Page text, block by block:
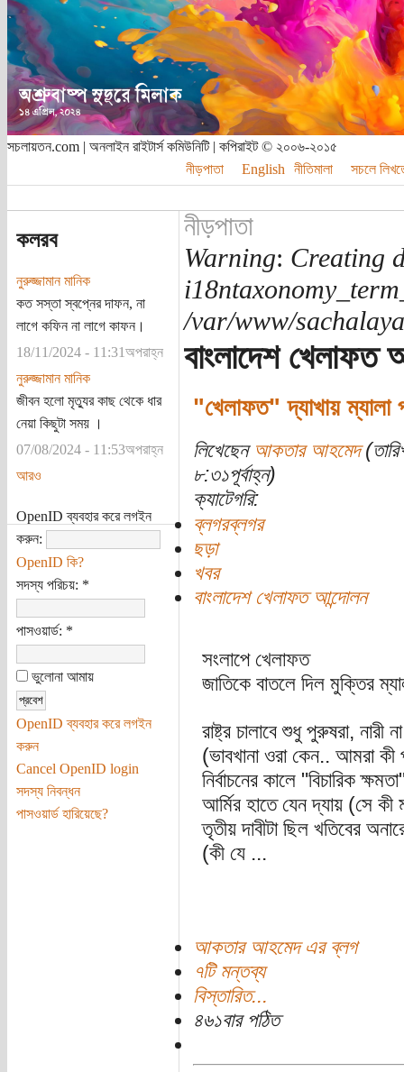
সচলায়তন.com | অনলাইন রাইটার্স কমিউনিটি | কপিরাইট © ২০০৬-২০১৫
নীড়পাতা
English নীতিমালা সচলে
কলরব
নুরুজ্জামান মানিক
কত সস্তা স্বপ্নের দাফন, না
লাগে কফিন না লাগে কাফন।
18/11/2024 - 11:31অপরাহ্ন
নুরুজ্জামান মানিক
জীবন হলো মৃত্যুর কাছ থেকে ধার
নেয়া কিছুটা সময় ।
07/08/2024 - 11:53অপরাহ্ন
আরও
OpenID ব্যবহার করে লগইন
করুন:
OpenID কি?
সদস্য পরিচয়: *
পাসওয়ার্ড: *
ভুলোনা আমায়
OpenID ব্যবহার করে লগইন
করুন
Cancel OpenID login
সদস্য নিবন্ধন
পাসওয়ার্ড হারিয়েছে?
নীড়পাতা
Warning: Creating
/var/www/
বাংলাদেশ খেলাফত
"খেলাফত" দ্যাখায় ম্যালা
লিখেছেন আকতার আহমেদ
৮:৩১পূর্বাহ্ন)
ক্যাটেগরি:
ব্লগরব্লগর
ছড়া
খবর
বাংলাদেশ খেলাফত আন্দোলন
সংলাপে খেলাফত
জাতিকে বাতলে দিল মুক্তির
রাষ্ট্র চালাবে শুধু পুরুষরা, নারী না
(ভাবখানা ওরা কেন.. আমরা কী
নির্বাচনের কালে "বিচারিক
আর্মির হাতে যেন দ্যায় (সে কী
তৃতীয় দাবীটা ছিল খতিবের
(কী যে ...
আকতার আহমেদ এর ব্লগ
৭টি মন্তব্য
বিস্তারিত...
৪৬১বার পঠিত